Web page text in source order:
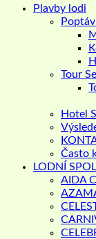
Plavby lodi
Tour
Hotel
Často
LODNÍ
AIDA